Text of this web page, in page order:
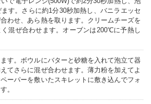
す。さらに約1分30秒加熱し、バニラエッセ
わせ、あら熱を取ります。クリームチーズを
混ぜ合わせます。オーブンは200℃に予熱し
す。ボウルにバターと砂糖を入れて泡立て器
てさらに混ぜ合わせます。薄力粉を加えてよ
ーパーを敷いたスキレットに敷き込んでフォ
。